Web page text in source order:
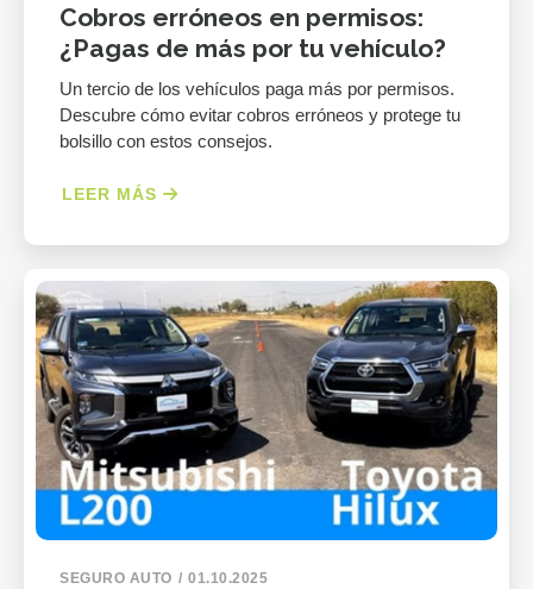
Cobros erróneos en permisos:
¿Pagas de más por tu vehículo?
Un tercio de los vehículos paga más por permisos.
Descubre cómo evitar cobros erróneos y protege tu
bolsillo con estos consejos.
LEER MÁS
SEGURO AUTO 01.10.2025